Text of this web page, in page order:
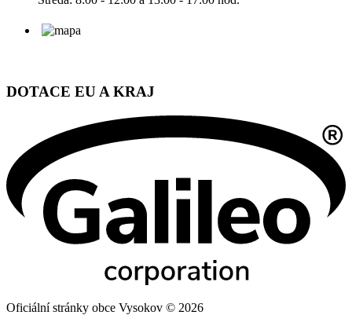
DOTACE EU A KRAJ
Oficiální stránky obce Vysokov © 2026